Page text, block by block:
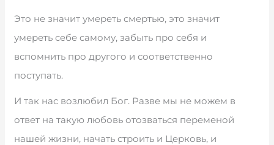
Это не значит умереть смертью, это значит
умереть себе самому, забыть про себя и
вспомнить про другого и соответственно
поступать.
И так нас возлюбил Бог. Разве мы не можем в
ответ на такую любовь отозваться переменой
нашей жизни, начать строить и Церковь, и